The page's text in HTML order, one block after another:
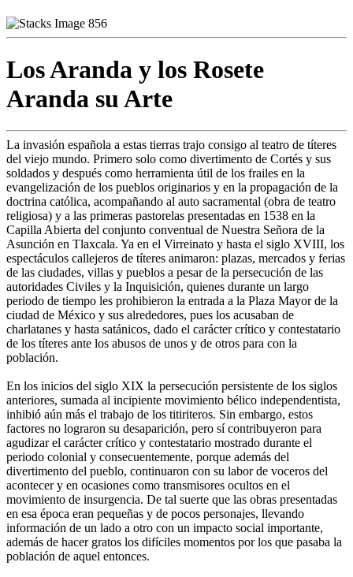
Los Aranda y los Rosete
Aranda su Arte
La invasión española a estas tierras trajo consigo al teatro de títeres
del viejo mundo. Primero solo como divertimento de Cortés y sus
soldados y después como herramienta útil de los frailes en la
evangelización de los pueblos originarios y en la propagación de la
doctrina católica, acompañando al auto sacramental (obra de teatro
religiosa) y a las primeras pastorelas presentadas en 1538 en la
Capilla Abierta del conjunto conventual de Nuestra Señora de la
Asunción en Tlaxcala. Ya en el Virreinato y hasta el siglo XVIII, los
espectáculos callejeros de títeres animaron: plazas, mercados y ferias
de las ciudades, villas y pueblos a pesar de la persecución de las
autoridades Civiles y la Inquisición, quienes durante un largo
periodo de tiempo les prohibieron la entrada a la Plaza Mayor de la
ciudad de México y sus alrededores, pues los acusaban de
charlatanes y hasta satánicos, dado el carácter crítico y contestatario
de los títeres ante los abusos de unos y de otros para con la
población.
En los inicios del siglo XIX la persecución persistente de los siglos
anteriores, sumada al incipiente movimiento bélico independentista,
inhibió aún más el trabajo de los titiriteros. Sin embargo, estos
factores no lograron su desaparición, pero sí contribuyeron para
agudizar el carácter crítico y contestatario mostrado durante el
periodo colonial y consecuentemente, porque además del
divertimento del pueblo, continuaron con su labor de voceros del
acontecer y en ocasiones como transmisores ocultos en el
movimiento de insurgencia. De tal suerte que las obras presentadas
en esa época eran pequeñas y de pocos personajes, llevando
información de un lado a otro con un impacto social importante,
además de hacer gratos los difíciles momentos por los que pasaba la
población de aquel entonces.